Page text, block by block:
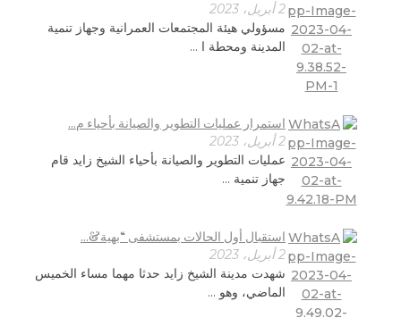
2 أبريل، 2023
مسؤولي هيئة المجتمعات العمرانية وجهاز تنمية
المدينة ومحطة ا ...
استمرار عمليات التطوير والصيانة بأحياء م...
2 أبريل، 2023
عمليات التطوير والصيانة بأحياء الشيخ زايد قام
جهاز تنمية ...
استقبال أول الحالات بمستشفى “بهية&...
2 أبريل، 2023
شهدت مدينة الشيخ زايد حدثا مهما مساء الخميس
الماضي، وهو ...